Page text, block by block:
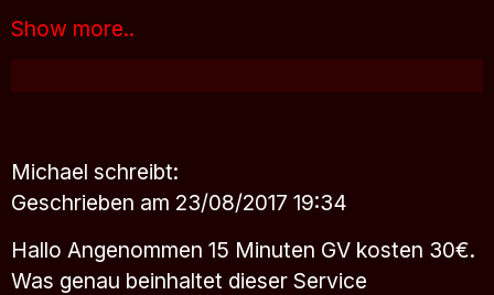
Show more..
Michael schreibt:
Geschrieben am 23/08/2017 19:34
Hallo Angenommen 15 Minuten GV kosten 30€.
Was genau beinhaltet dieser Service